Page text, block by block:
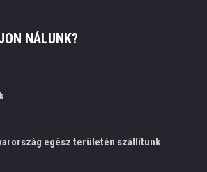
NÁLUNK?
egész területén szállítunk